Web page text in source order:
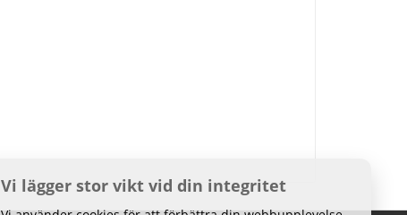
Vi lägger stor vikt vid din integritet